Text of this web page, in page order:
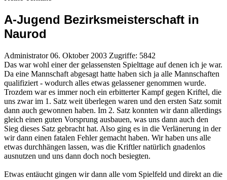
A-Jugend Bezirksmeisterschaft in
Naurod
Administrator 06. Oktober 2003 Zugriffe: 5842
Das war wohl einer der gelassensten Spielttage auf denen ich je war.
Da eine Mannschaft abgesagt hatte haben sich ja alle Mannschaften
qualifiziert - wodurch alles etwas gelassener genommen wurde.
Trozdem war es immer noch ein erbitterter Kampf gegen Kriftel, die
uns zwar im 1. Satz weit überlegen waren und den ersten Satz somit
dann auch gewonnen haben. Im 2. Satz konnten wir dann allerdings
gleich einen guten Vorsprung ausbauen, was uns dann auch den
Sieg dieses Satz gebracht hat. Also ging es in die Verlänerung in der
wir dann einen fatalen Fehler gemacht haben. Wir haben uns alle
etwas durchhängen lassen, was die Kriftler natürlich gnadenlos
ausnutzen und uns dann doch noch besiegten.
Etwas entäucht gingen wir dann alle vom Spielfeld und direkt an die